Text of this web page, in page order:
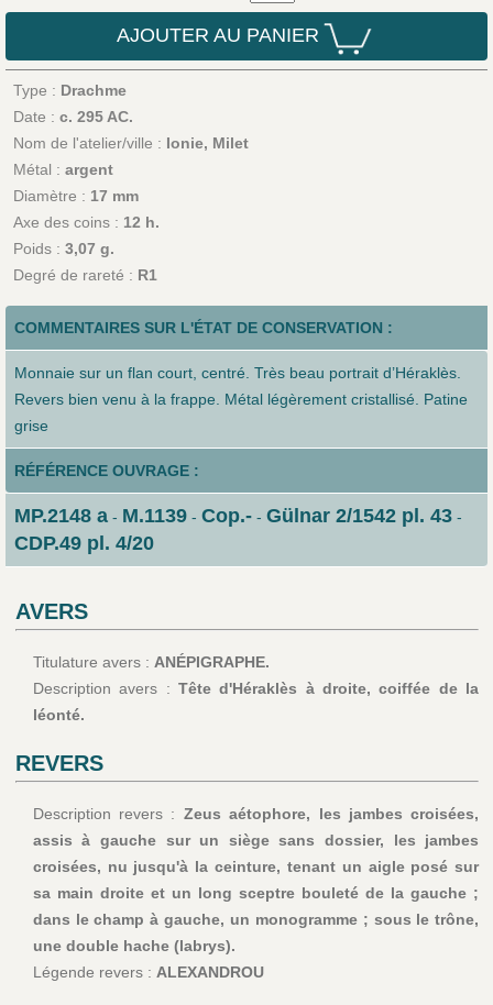
AJOUTER AU PANIER
Type : Drachme
Date : c. 295 AC.
Nom de l'atelier/ville : Ionie, Milet
Métal : argent
Diamètre : 17 mm
Axe des coins : 12 h.
Poids : 3,07 g.
Degré de rareté : R1
COMMENTAIRES SUR L'ÉTAT DE CONSERVATION :
Monnaie sur un flan court, centré. Très beau portrait d’Héraklès.
Revers bien venu à la frappe. Métal légèrement cristallisé. Patine
grise
RÉFÉRENCE OUVRAGE :
MP.2148 a- M.1139- Cop.-- Gülnar 2/1542 pl. 43-
CDP.49 pl. 4/20
AVERS
Titulature avers : ANÉPIGRAPHE.
Description avers : Tête d'Héraklès à droite, coiffée de la
léonté.
REVERS
Description revers : Zeus aétophore, les jambes croisées,
assis à gauche sur un siège sans dossier, les jambes
croisées, nu jusqu'à la ceinture, tenant un aigle posé sur
sa main droite et un long sceptre bouleté de la gauche ;
dans le champ à gauche, un monogramme ; sous le trône,
une double hache (labrys).
Légende revers : ALEXANDROU